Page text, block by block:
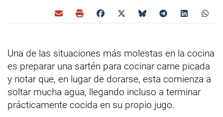
Una de las situaciones más molestas en la cocina
es preparar una sartén para cocinar carne picada
y notar que, en lugar de dorarse, esta comienza a
soltar mucha agua, llegando incluso a terminar
prácticamente cocida en su propio jugo.